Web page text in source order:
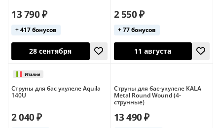
Италия
13 790 ₽
+ 417 бонусов
2 550 ₽
+ 77 бонусов
11 августа
Струны для бас укулеле Aquila
140U
2 040 ₽
Струны для бас-укулеле KALA
Metal Round Wound (4-
струнные)
13 490 ₽